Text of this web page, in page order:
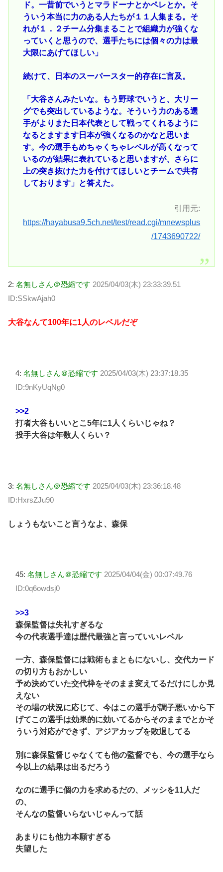
ド。一昔前でいうとマラドーナとかペレとか。そ
ういう本当に力のある人たちが１１人集まる。そ
れが１．２チーム分集まることで組織力が強くな
っていくと思うので、選手たちには個々の力は最
大限にあげてほしい」
続けて、日本のスーパースター的存在に言及。
「大谷さんみたいな。もう野球でいうと、大リー
グでも突出しているような。そういう力のある選
手がよりまた日本代表として戦ってくれるように
なるとますます日本が強くなるのかなと思いま
す。今の選手もめちゃくちゃレベルが高くなって
いるのが結果に表れていると思いますが、さらに
上の突き抜けた力を付けてほしいとチームで共有
しております」と答えた。
引用元:
https://hayabusa9.5ch.net/test/read.cgi/mnewsplus
/1743690722/
2: 名無しさん＠恐縮です 2025/04/03(木) 23:33:39.51
ID:SSkwAjah0
大谷なんて100年に1人のレベルだぞ
4: 名無しさん＠恐縮です 2025/04/03(木) 23:37:18.35
ID:9nKyUqNg0
>>2
打者大谷もいいとこ5年に1人くらいじゃね？
投手大谷は年数人くらい？
3: 名無しさん＠恐縮です 2025/04/03(木) 23:36:18.48
ID:HxrsZJu90
しょうもないこと言うなよ、森保
45: 名無しさん＠恐縮です 2025/04/04(金) 00:07:49.76
ID:0q6owdsj0
>>3
森保監督は失礼すぎるな
今の代表選手達は歴代最強と言っていいレベル
一方、森保監督には戦術もまともにないし、交代カード
の切り方もおかしい
予め決めていた交代枠をそのまま変えてるだけにしか見
えない
その場の状況に応じて、今はこの選手が調子悪いから下
げてこの選手は効果的に効いてるからそのままでとかそ
ういう対応ができず、アジアカップを敗退してる
別に森保監督じゃなくても他の監督でも、今の選手なら
今以上の結果は出るだろう
なのに選手に個の力を求めるだの、メッシを11人だ
の、
そんなの監督いらないじゃんって話
あまりにも他力本願すぎる
失望した